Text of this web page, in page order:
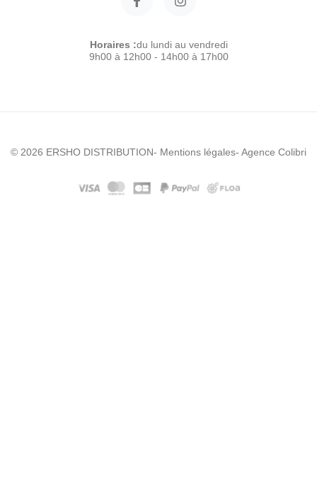
Horaires :du lundi au vendredi
9h00 à 12h00 - 14h00 à 17h00
© 2026 ERSHO DISTRIBUTION- Mentions légales- Agence Colibri